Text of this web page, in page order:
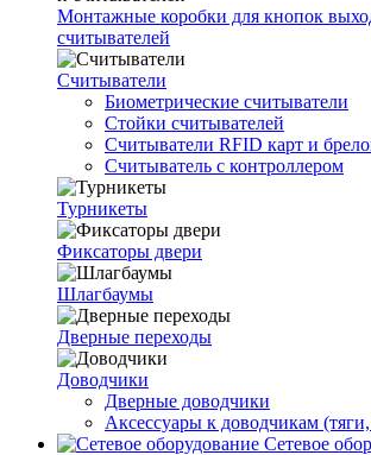
Монтажные коробки для кнопок
считывателей
Считыватели
Биометрические считыватели
Стойки считывателей
Считыватели RFID карт и
Считыватель с контроллером
Турникеты
Фиксаторы двери
Шлагбаумы
Дверные переходы
Доводчики
Дверные доводчики
Аксессуары к доводчикам
Сетевое